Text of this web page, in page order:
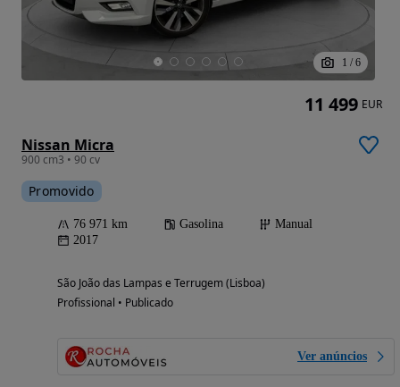
1 / 6
Nissan Micra
900 cm3 • 90 cv
Promovido
76 971 km Gasolina
Manual
2017
São João das Lampas e Terrugem (Lisboa)
Profissional • Publicado
Ver anúncios
11 499 EUR